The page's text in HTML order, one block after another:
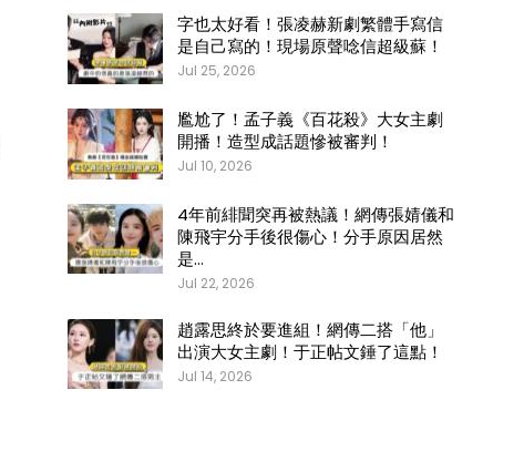
字也太好看！張凌赫新劇繁體手寫信
是自己寫的！現場原聲唸信超級蘇！
Jul 25, 2026
尷尬了！孟子義《百花殺》大女主劇
開播！造型成話題慘被審判！
Jul 10, 2026
4年前緋聞突再被熱議！網傳張婧儀和
陳飛宇分手後很傷心！分手原因居然
是…
Jul 22, 2026
趙露思終於要進組！網傳二搭「他」
出演大女主劇！于正帖文錘了這點！
Jul 14, 2026